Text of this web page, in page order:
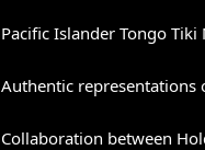
Pacific Islander Tongo Tiki
Authentic representations
Collaboration between